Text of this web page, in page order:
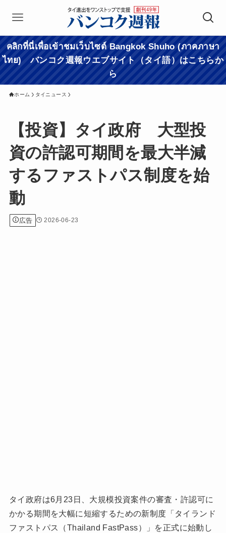
คลิกที่นี่เพื่อเข้าชมเว็บไซต์ Bangkok Shuho (ภาคภาษา
ไทย) バンコク週報ウエブサイト（タイ語）はこちらか
ら
ホーム タイニュース
【投資】タイ政府 大型投
資の許認可期間を最大半減
するファストパス制度を始
動
広告 2026-06-23
タイ政府は6月23日、大規模投資案件の審査・許認可に
かかる期間を大幅に短縮するための新制度「タイランド
ファストパス（Thailand FastPass）」を正式に始動し